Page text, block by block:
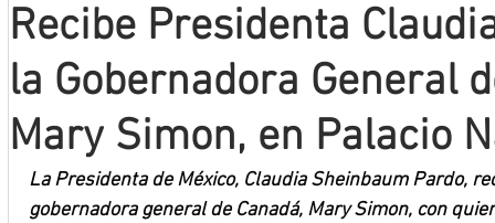
Mineros LNBP
Recibe Presidenta
la Gobernadora General
Mary Simon, en Palacio
La Presidenta de México, Claudia Sheinbaum Pardo,
gobernadora general de Canadá, Mary Simon, con